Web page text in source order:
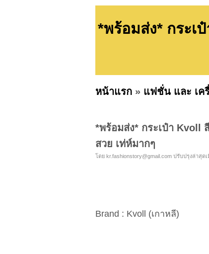
*พร้อมส่ง* กระเ
หน้าแรก » แฟชั่น และ เค
*พร้อมส่ง* กระเป๋า Kvoll
สวย เท่ห์มากๆ
โดย kr.fashionstory@gmail.com ปรับปรุงล่าสุดเ
Brand : Kvoll (เกาหลี)